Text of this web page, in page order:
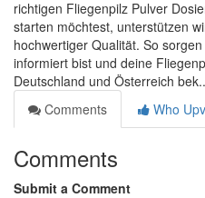
richtigen Fliegenpilz Pulver
starten möchtest, unterstützen
hochwertiger Qualität. So
informiert bist und deine
Deutschland und Österreich
Comments
Who
Comments
Submit a Comment